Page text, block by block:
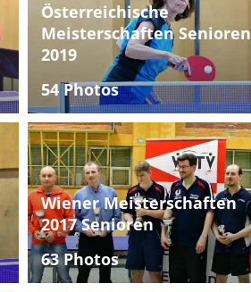
Österreichische
Meisterschaften Senioren
2019
54 Photos
Wiener Meisterschaften
2017 Senioren
63 Photos